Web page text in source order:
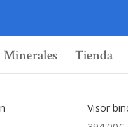
Minerales Tienda
Visor